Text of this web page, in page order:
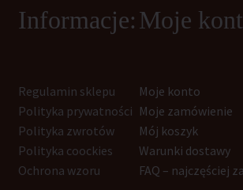
Informacje:
Regulamin sklepu
Polityka prywatności
Polityka zwrotów
Polityka coockies
Ochrona wzoru
Moje
Moje konto
Moje zamówienie
Mój koszyk
Warunki dostawy
FAQ – najczęściej